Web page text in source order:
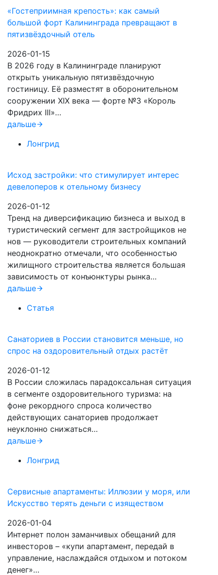
«Гостеприимная крепость»: как самый
большой форт Калининграда превращают в
пятизвёздочный отель
2026-01-15
В 2026 году в Калининграде планируют
открыть уникальную пятизвёздочную
гостиницу. Её разместят в оборонительном
сооружении XIX века — форте №3 «Король
Фридрих III»…
дальше
Лонгрид
Исход застройки: что стимулирует интерес
девелоперов к отельному бизнесу
2026-01-12
Тренд на диверсификацию бизнеса и выход в
туристический сегмент для застройщиков не
нов — руководители строительных компаний
неоднократно отмечали, что особенностью
жилищного строительства является большая
зависимость от конъюнктуры рынка…
дальше
Статья
Санаториев в России становится меньше, но
спрос на оздоровительный отдых растёт
2026-01-12
В России сложилась парадоксальная ситуация
в сегменте оздоровительного туризма: на
фоне рекордного спроса количество
действующих санаториев продолжает
неуклонно снижаться…
дальше
Лонгрид
Сервисные апартаменты: Иллюзии у моря, или
Искусство терять деньги с изяществом
2026-01-04
Интернет полон заманчивых обещаний для
инвесторов – «купи апартамент, передай в
управление, наслаждайся отдыхом и потоком
денег»…